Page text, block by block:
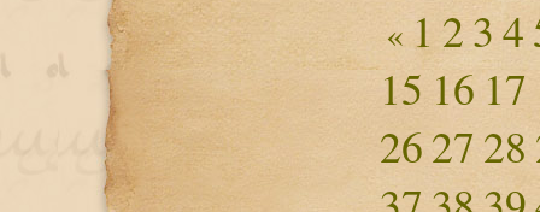
« 1 234
15 1617
2627 28